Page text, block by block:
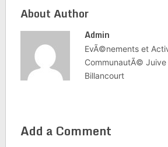
About Author
Admin
EvÃ©nements et
CommunautÃ©
Billancourt
Add a Comment